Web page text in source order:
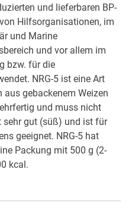
und lieferbaren BP-
Hilfsorganisationen, im
und Marine
und vor allem im
bzw. für die
NRG-5 ist eine Art
gebackenem Weizen
und muss nicht
sehr gut (süß) und ist für
geeignet. NRG-5 hat
Packung mit 500 g (2-
kcal.